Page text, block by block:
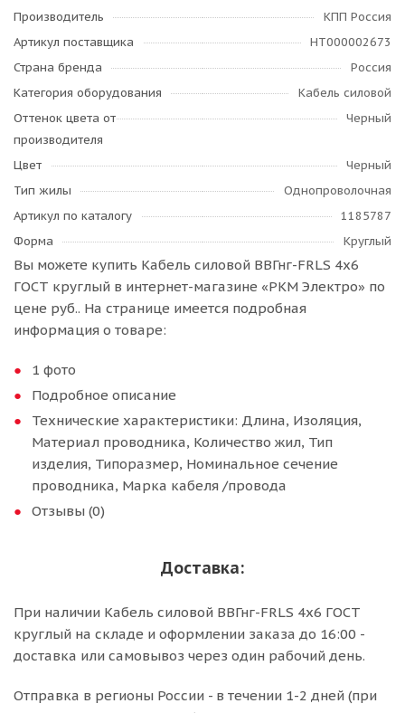
Производитель
КПП Россия
Артикул поставщика
НТ000002673
Страна бренда
Россия
Категория оборудования
Кабель силовой
Оттенок цвета от
производителя
Черный
Цвет
Черный
Тип жилы
Однопроволочная
Артикул по каталогу
1185787
Форма
Круглый
Вы можете купить Кабель силовой ВВГнг-FRLS 4х6
ГОСТ круглый в интернет-магазине «РКМ Электро» по
цене руб.. На странице имеется подробная
информация о товаре:
1 фото
Подробное описание
Технические характеристики: Длина, Изоляция,
Материал проводника, Количество жил, Тип
изделия, Типоразмер, Номинальное сечение
проводника, Марка кабеля /провода
Отзывы (0)
Доставка:
При наличии Кабель силовой ВВГнг-FRLS 4х6 ГОСТ
круглый на складе и оформлении заказа до 16:00 -
доставка или самовывоз через один рабочий день.
Отправка в регионы России - в течении 1-2 дней (при